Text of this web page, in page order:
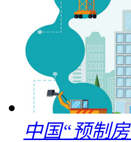
中国“预制